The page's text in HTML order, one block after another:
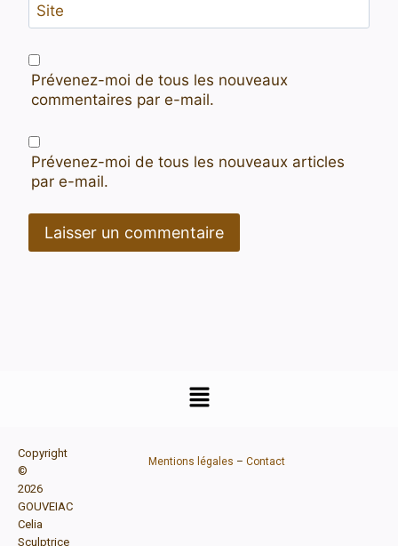
Site
Prévenez-moi de tous les nouveaux
commentaires par e-mail.
Prévenez-moi de tous les nouveaux articles
par e-mail.
Copyright
©
2026
GOUVEIAC
Celia
Sculptrice
Mentions légales – Contact